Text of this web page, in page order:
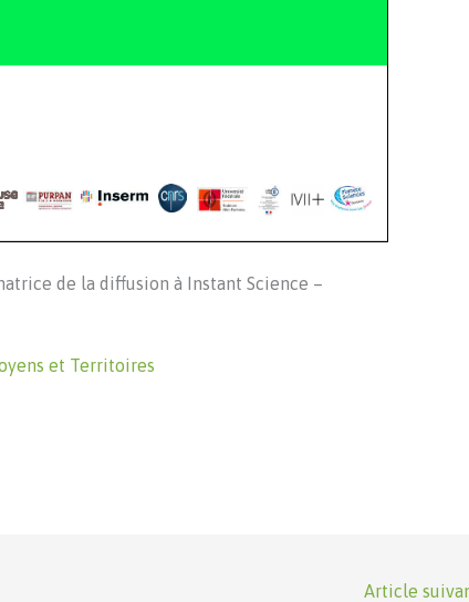
de la diffusion à Instant Science –
et Territoires
Article